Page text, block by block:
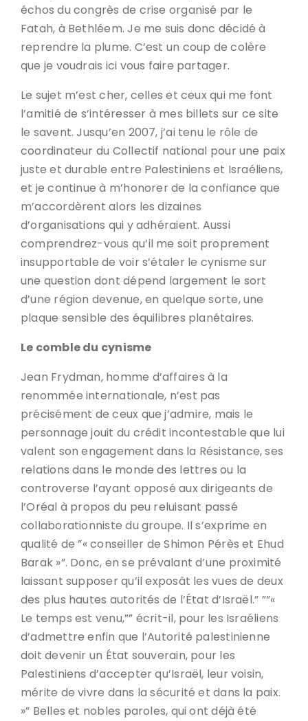
échos du congrès de crise organisé par le
Fatah, à Bethléem. Je me suis donc décidé à
reprendre la plume. C’est un coup de colère
que je voudrais ici vous faire partager.
Le sujet m’est cher, celles et ceux qui me font
l’amitié de s’intéresser à mes billets sur ce site
le savent. Jusqu’en 2007, j’ai tenu le rôle de
coordinateur du Collectif national pour une paix
juste et durable entre Palestiniens et Israéliens,
et je continue à m’honorer de la confiance que
m’accordèrent alors les dizaines
d’organisations qui y adhéraient. Aussi
comprendrez-vous qu’il me soit proprement
insupportable de voir s’étaler le cynisme sur
une question dont dépend largement le sort
d’une région devenue, en quelque sorte, une
plaque sensible des équilibres planétaires.
Le comble du cynisme
Jean Frydman, homme d’affaires à la
renommée internationale, n’est pas
précisément de ceux que j’admire, mais le
personnage jouit du crédit incontestable que lui
valent son engagement dans la Résistance, ses
relations dans le monde des lettres ou la
controverse l’ayant opposé aux dirigeants de
l’Oréal à propos du peu reluisant passé
collaborationniste du groupe. Il s’exprime en
qualité de ”« conseiller de Shimon Pérès et Ehud
Barak »”. Donc, en se prévalant d’une proximité
laissant supposer qu’il exposât les vues de deux
des plus hautes autorités de l’État d’Israël.” ””«
Le temps est venu,”” écrit-il, pour les Israéliens
d’admettre enfin que l’Autorité palestinienne
doit devenir un État souverain, pour les
Palestiniens d’accepter qu’Israël, leur voisin,
mérite de vivre dans la sécurité et dans la paix.
»” Belles et nobles paroles, qui ont déjà été